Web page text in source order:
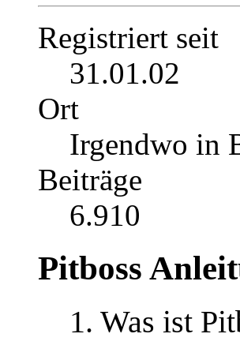
Registriert seit
31.01.02
Ort
Irgendwo in
Beiträge
6.910
Pitboss
1. Was ist